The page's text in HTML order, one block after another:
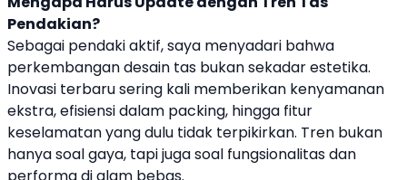
Pendakian?
Sebagai pendaki aktif, saya menyadari bahwa
perkembangan desain tas bukan sekadar estetika.
Inovasi terbaru sering kali memberikan kenyamanan
ekstra, efisiensi dalam packing, hingga fitur
keselamatan yang dulu tidak terpikirkan. Tren bukan
hanya soal gaya, tapi juga soal fungsionalitas dan